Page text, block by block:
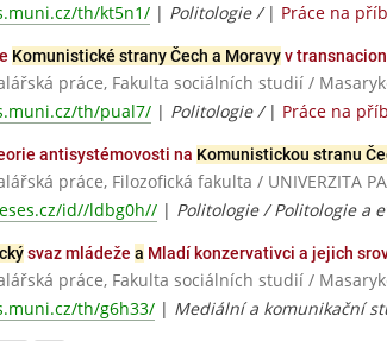
th/kt5n1/ | Politologie / | Práce na
Komunistické strany Čech a Moravyv
práce, Fakulta sociálních studií /
th/pual7/ | Politologie / | Práce na
antisystémovosti na Komunistickou stranu
práce, Filozofická fakulta / UNIVERZITA
id//ldbg0h// | Politologie / Politologie a
svaz mládeže a Mladí konzervativci a jejich
práce, Fakulta sociálních studií /
th/g6h33/ | Mediální a komunikační